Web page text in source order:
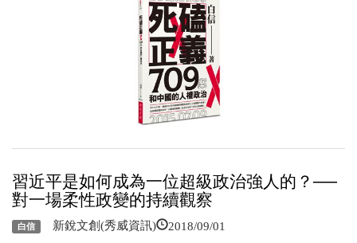
習近平是如何成為一位超級政治強人的？──
對一場柔性政變的持續觀察
白信 新銳文創(秀威資訊) 2018/09/01